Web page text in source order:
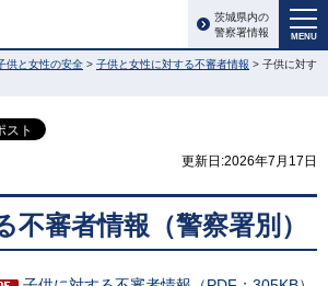
MENU
茨城県内の
警察署情報
供と女性の安全 > 子供と女性に対する不審者情報 > 子供に対す
更新日:2026年7月17日
不審者情報（警察署別）